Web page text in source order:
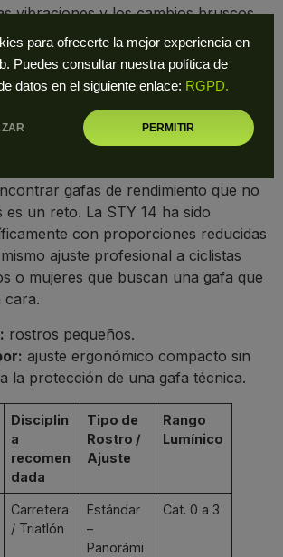
para ofrecerte la mejor experiencia en
Puedes consultar nuestra política de
datos en el siguiente enlace: RGPD.
PERMITIR
vibraciones y los cambios bruscos
monte. Su montura envolvente
ojo de proyecciones de barro, arena o
14: LA SOLUCIÓN PARA
Y ESTRECHOS
gafas de rendimiento que no
es un reto. La STY 14 ha sido
con proporciones reducidas
ajuste profesional a ciclistas
o mujeres que buscan una gafa que
cara.
rostros pequeños.
ajuste ergonómico compacto sin
la protección de una gafa técnica.
Disciplin
a
recomen
dada
Tipo de
Rostro /
Ajuste
Rango
Lumínico
Carretera
/ Triatlón
Estándar
–
Panorámi
Cat. 0 a 3